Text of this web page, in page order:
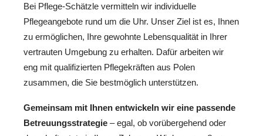
Bei Pflege-Schätzle vermitteln wir individuelle
Pflegeangebote rund um die Uhr. Unser Ziel ist es, Ihnen
zu ermöglichen, Ihre gewohnte Lebensqualität in Ihrer
vertrauten Umgebung zu erhalten. Dafür arbeiten wir
eng mit qualifizierten Pflegekräften aus Polen
zusammen, die Sie bestmöglich unterstützen.
Gemeinsam mit Ihnen entwickeln wir eine passende
Betreuungsstrategie – egal, ob vorübergehend oder